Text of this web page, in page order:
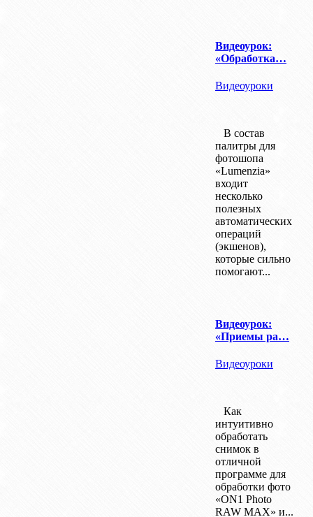
Видеоурок:
«Обработка…
Видеоуроки
В состав
палитры для
фотошопа
«Lumenzia»
входит
несколько
полезных
автоматических
операций
(экшенов),
которые сильно
помогают...
Видеоурок:
«Приемы ра…
Видеоуроки
Как
интуитивно
обработать
снимок в
отличной
программе для
обработки фото
«ON1 Photo
RAW MAX» и...